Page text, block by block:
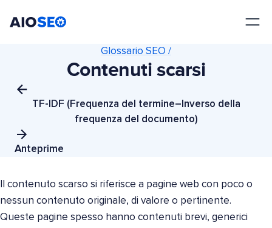
TF-IDF (Frequenza del termine–Inverso della
frequenza del documento)
Glossario SEO /
Contenuti scarsi
Anteprime
Il contenuto scarso si riferisce a pagine web con poco o
nessun contenuto originale, di valore o pertinente.
Queste pagine spesso hanno contenuti brevi, generici